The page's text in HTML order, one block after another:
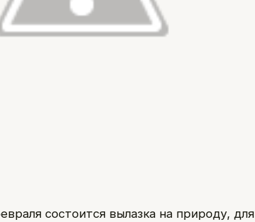
состоится вылазка на природу, для